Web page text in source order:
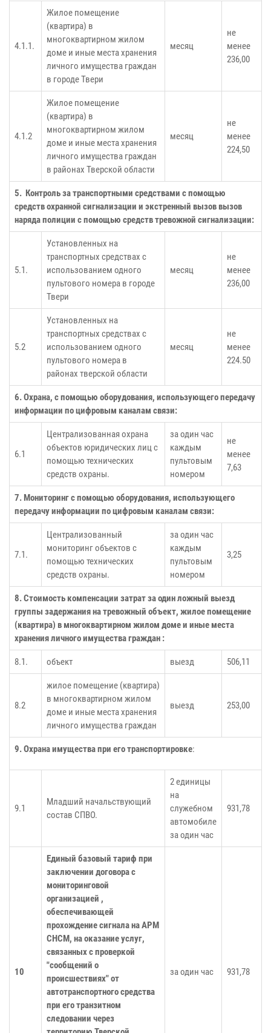
4.1.1.
Жилое помещение
(квартира) в
многоквартирном жилом
доме и иные места хранения
личного имущества граждан
в городе Твери
месяц
не
менее
236,00
4.1.2
Жилое помещение
(квартира) в
многоквартирном жилом
доме и иные места хранения
личного имущества граждан
в районах Тверской области
месяц
не
менее
224,50
5. Контроль за транспортными средствами с помощью
средств охранной сигнализации и экстренный вызов вызов
наряда полиции с помощью средств тревожной сигнализации:
5.1.
Установленных на
транспортных средствах с
использованием одного
пультового номера в городе
Твери
месяц
не
менее
236,00
5.2
Установленных на
транспортных средствах с
использованием одного
пультового номера в
районах тверской области
месяц
не
менее
224.50
6. Охрана, с помощью оборудования, использующего передачу
информации по цифровым каналам связи:
6.1
Централизованная охрана
объектов юридических лиц с
помощью технических
средств охраны.
за один час
каждым
пультовым
номером
не
менее
7,63
7. Мониторинг с помощью оборудования, использующего
передачу информации по цифровым каналам связи:
7.1.
Централизованный
мониторинг объектов с
помощью технических
средств охраны.
за один час
каждым
пультовым
номером
3,25
8. Стоимость компенсации затрат за один ложный выезд
группы задержания на тревожный объект, жилое помещение
(квартира) в многоквартирном жилом доме и иные места
хранения личного имущества граждан :
8.1. объект выезд 506,11
8.2
жилое помещение (квартира)
в многоквартирном жилом
доме и иные места хранения
личного имущества граждан
выезд 253,00
9. Охрана имущества при его транспортировке:
9.1
Младший начальствующий
состав СПВО.
2 единицы
на
служебном
автомобиле
за один час
931,78
10
Единый базовый тариф при
заключении договора с
мониторинговой
организацией ,
обеспечивающей
прохождение сигнала на АРМ
СНСМ, на оказание услуг,
связанных с проверкой
"сообщений о
происшествиях" от
автотранспортного средства
при его транзитном
следовании через
за один час 931,78